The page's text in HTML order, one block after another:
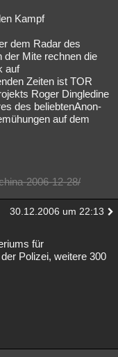
Kampf
dem Radar des
Mite rechnen die
auf
Zeiten ist TOR
Roger Dingledine
des beliebtenAnon-
auf dem
2006-12-28/
30.12.2006 um 22:13
für
Polizei, weitere 300